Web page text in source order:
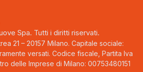
Spa. Tutti i diritti riservati.
21 – 20157 Milano. Capitale sociale:
versati. Codice fiscale, Partita Iva
delle Imprese di Milano: 00753480151